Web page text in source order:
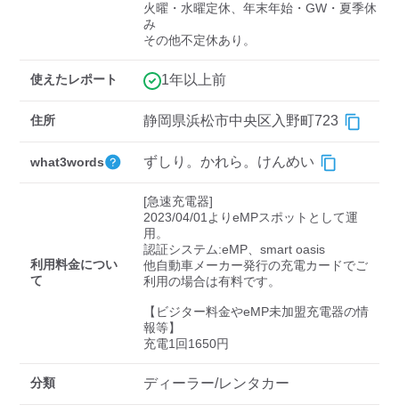
検索する
火曜・水曜定休、年末年始・GW・夏季休
み
その他不定休あり。
使えたレポート 1年以上前
住所 静岡県浜松市中央区入野町723
what3words ずしり。かれら。けんめい
利用料金につい
て
[急速充電器]
2023/04/01よりeMPスポットとして運
用。
認証システム:eMP、smart oasis
他自動車メーカー発行の充電カードでご
利用の場合は有料です。
【ビジター料金やeMP未加盟充電器の情
報等】
充電1回1650円
分類 ディーラー/レンタカー